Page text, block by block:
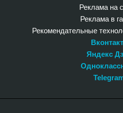
Реклама на
Реклама в
Рекомендательные
Яндекс